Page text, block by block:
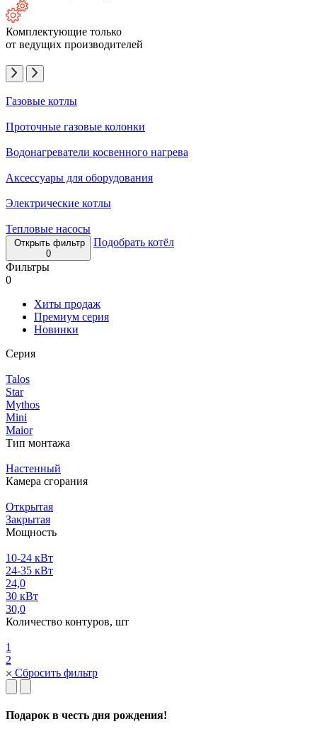
Комплектующие только
от ведущих производителей
Газовые котлы
Проточные газовые колонки
Водонагреватели косвенного нагрева
Аксессуары для оборудования
Электрические котлы
Тепловые насосы
Открыть фильтр
0
Подобрать котёл
Фильтры
0
Хиты продаж
Премиум серия
Новинки
Серия
Talos
Star
Mythos
Mini
Maior
Тип монтажа
Настенный
Камера сгорания
Открытая
Закрытая
Мощность
10-24 кВт
24-35 кВт
24,0
30 кВт
30,0
Количество контуров, шт
1
2
Сбросить фильтр
Подарок в честь дня рождения!